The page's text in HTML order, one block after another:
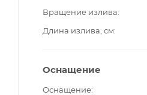
Вращение излива
Длина излива, см
Оснащение
Оснащение